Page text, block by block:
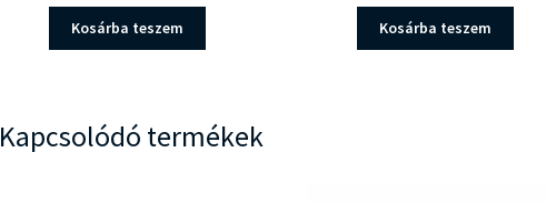
Kosárba teszem Kosárba teszem
Kapcsolódó termékek